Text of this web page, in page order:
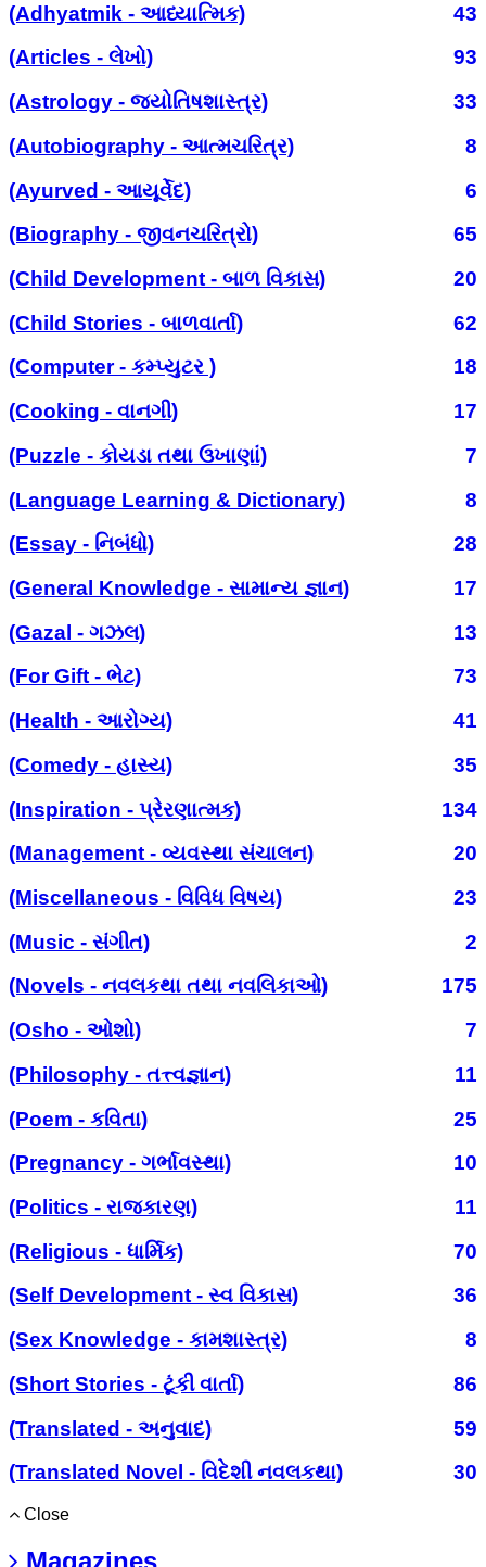
(Adhyatmik - આધ્યાત્મિક)
43
(Articles - લેખો)
93
(Astrology - જ્યોતિષશાસ્ત્ર)
33
(Autobiography - આત્મચરિત્ર)
8
(Ayurved - આયૂર્વેદ)
6
(Biography - જીવનચરિત્રો)
65
(Child Development - બાળ વિકાસ)
20
(Child Stories - બાળવાર્તા)
62
(Computer - કમ્પ્યુટર )
18
(Cooking - વાનગી)
17
(Puzzle - કોયડા તથા ઉખાણાં)
7
(Language Learning & Dictionary)
8
(Essay - નિબંધો)
28
(General Knowledge - સામાન્ય જ્ઞાન)
17
(Gazal - ગઝલ)
13
(For Gift - ભેટ)
73
(Health - આરોગ્ય)
41
(Comedy - હાસ્ય)
35
(Inspiration - પ્રેરણાત્મક)
134
(Management - વ્યવસ્થા સંચાલન)
20
(Miscellaneous - વિવિધ વિષય)
23
(Music - સંગીત)
2
(Novels - નવલકથા તથા નવલિકાઓ)
175
(Osho - ઓશો)
7
(Philosophy - તત્ત્વજ્ઞાન)
11
(Poem - કવિતા)
25
(Pregnancy - ગર્ભાવસ્થા)
10
(Politics - રાજકારણ)
11
(Religious - ધાર્મિક)
70
(Self Development - સ્વ વિકાસ)
36
(Sex Knowledge - કામશાસ્ત્ર)
8
(Short Stories - ટૂંકી વાર્તા)
86
(Translated - અનુવાદ)
59
(Translated Novel - વિદેશી નવલકથા)
30
Close
Magazines